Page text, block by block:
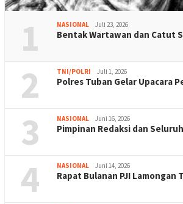
1 NASIONAL Juli 23, 2026
Bentak Wartawan dan Catut
2 TNI/POLRI Juli 1, 2026
Polres Tuban Gelar Upacara
3 NASIONAL Juni 16, 2026
Pimpinan Redaksi dan
4 NASIONAL Juni 14, 2026
Rapat Bulanan PJI Lamongan